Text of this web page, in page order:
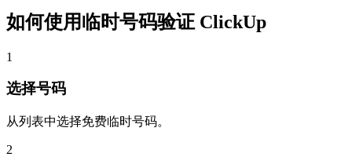
如何使用临时号码验证 ClickUp
1
选择号码
从列表中选择免费临时号码。
2